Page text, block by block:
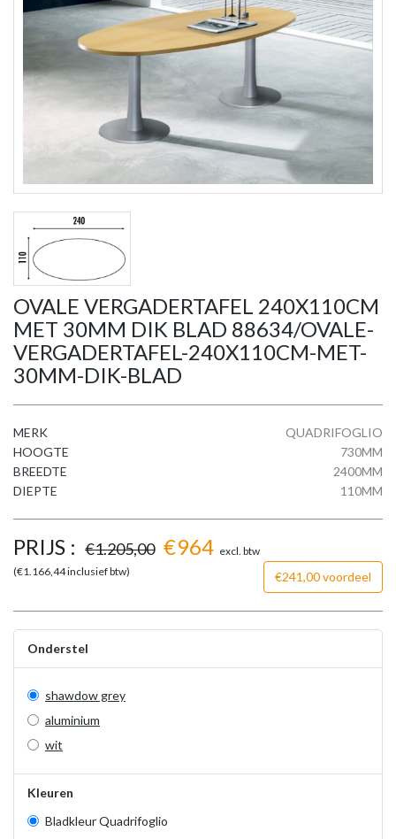
OVALE VERGADERTAFEL 240X110CM
MET 30MM DIK BLAD 88634/OVALE-
VERGADERTAFEL-240X110CM-MET-
30MM-DIK-BLAD
MERK
QUADRIFOGLIO
HOOGTE
730MM
BREEDTE
2400MM
DIEPTE
110MM
PRIJS : €1.205,00 €964 excl. btw
€241,00 voordeel
(€1.166,44inclusief btw)
Onderstel
shawdow grey
aluminium
wit
Kleuren
Bladkleur Quadrifoglio